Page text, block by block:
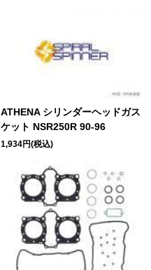
ATHENA シリンダーヘッドガス
ケット NSR250R 90-96
1,934円(税込)